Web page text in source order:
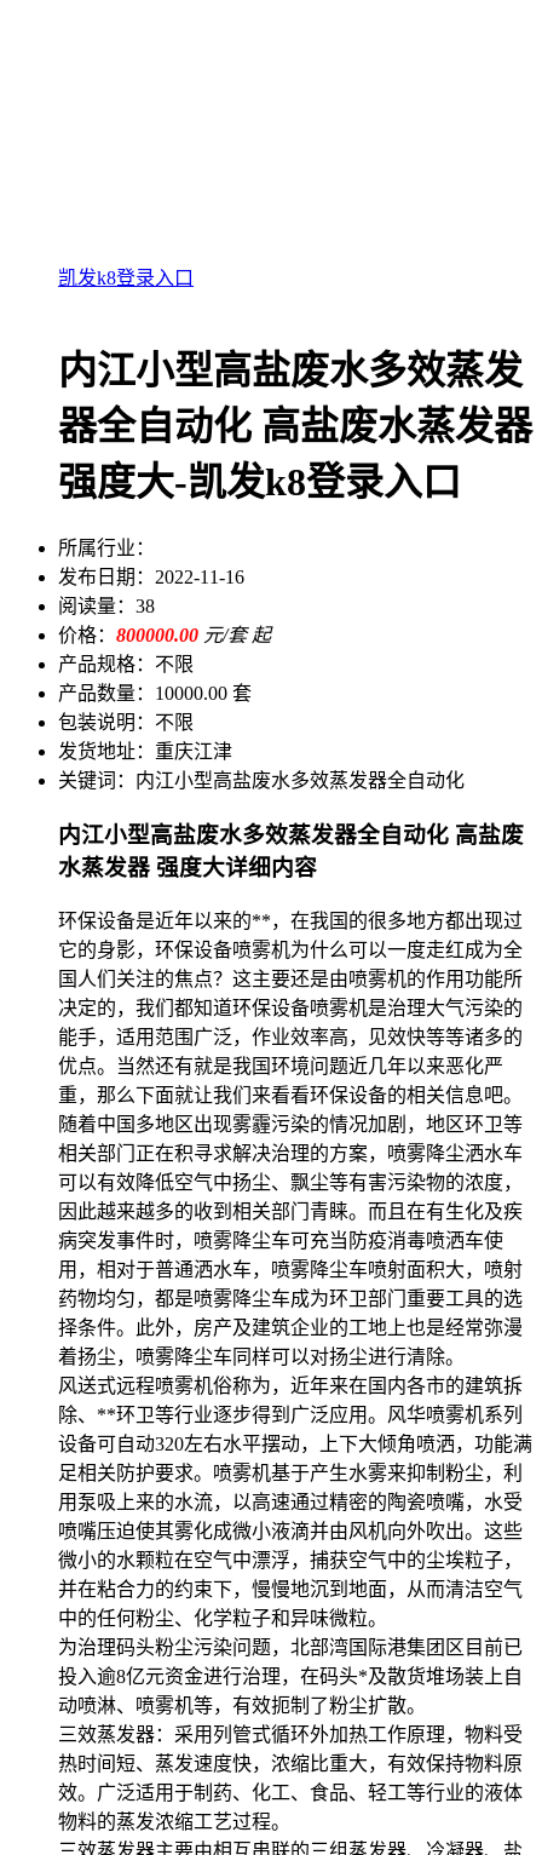
凯发k8登录入口
内江小型高盐废水多效蒸发
器全自动化 高盐废水蒸发器
强度大-凯发k8登录入口
所属行业：
发布日期： 2022-11-16
阅读量： 38
价格： 800000.00 元/套 起
产品规格： 不限
产品数量： 10000.00 套
包装说明： 不限
发货地址： 重庆江津
关键词： 内江小型高盐废水多效蒸发器全自动化
内江小型高盐废水多效蒸发器全自动化 高盐废
水蒸发器 强度大详细内容
环保设备是近年以来的**，在我国的很多地方都出现过
它的身影，环保设备喷雾机为什么可以一度走红成为全
国人们关注的焦点？这主要还是由喷雾机的作用功能所
决定的，我们都知道环保设备喷雾机是治理大气污染的
能手，适用范围广泛，作业效率高，见效快等等诸多的
优点。当然还有就是我国环境问题近几年以来恶化严
重，那么下面就让我们来看看环保设备的相关信息吧。
随着中国多地区出现雾霾污染的情况加剧，地区环卫等
相关部门正在积寻求解决治理的方案，喷雾降尘洒水车
可以有效降低空气中扬尘、飘尘等有害污染物的浓度，
因此越来越多的收到相关部门青睐。而且在有生化及疾
病突发事件时，喷雾降尘车可充当防疫消毒喷洒车使
用，相对于普通洒水车，喷雾降尘车喷射面积大，喷射
药物均匀，都是喷雾降尘车成为环卫部门重要工具的选
择条件。此外，房产及建筑企业的工地上也是经常弥漫
着扬尘，喷雾降尘车同样可以对扬尘进行清除。
风送式远程喷雾机俗称为，近年来在国内各市的建筑拆
除、**环卫等行业逐步得到广泛应用。风华喷雾机系列
设备可自动320左右水平摆动，上下大倾角喷洒，功能满
足相关防护要求。喷雾机基于产生水雾来抑制粉尘，利
用泵吸上来的水流，以高速通过精密的陶瓷喷嘴，水受
喷嘴压迫使其雾化成微小液滴并由风机向外吹出。这些
微小的水颗粒在空气中漂浮，捕获空气中的尘埃粒子，
并在粘合力的约束下，慢慢地沉到地面，从而清洁空气
中的任何粉尘、化学粒子和异味微粒。
为治理码头粉尘污染问题，北部湾国际港集团区目前已
投入逾8亿元资金进行治理，在码头*及散货堆场装上自
动喷淋、喷雾机等，有效扼制了粉尘扩散。
三效蒸发器：采用列管式循环外加热工作原理，物料受
热时间短、蒸发速度快，浓缩比重大，有效保持物料原
效。广泛适用于制药、化工、食品、轻工等行业的液体
物料的蒸发浓缩工艺过程。
三效蒸发器主要由相互串联的三组蒸发器、冷凝器、盐